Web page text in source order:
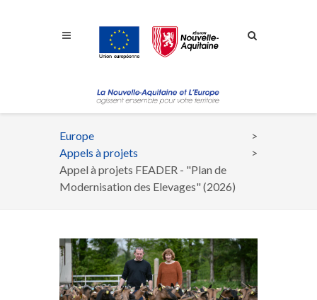
Fil
d'Ariane
Europe
Appels à projets
Appel à projets FEADER - "Plan de
Modernisation des Elevages" (2026)